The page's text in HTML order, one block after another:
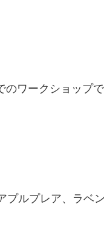
のワークショップ
プルプレア、ラベ